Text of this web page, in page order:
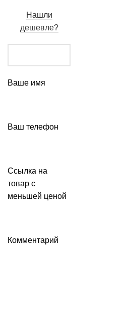
Нашли
дешевле?
Ваше имя
Ваш телефон
Ссылка на
товар с
меньшей ценой
Комментарий